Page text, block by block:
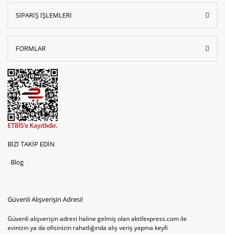
SİPARİŞ İŞLEMLERİ
FORMLAR
BİZİ TAKİP EDİN
Blog
Güvenli Alışverişin Adresi!
Güvenli alışverişin adresi haline gelmiş olan aktifexpress.com ile
evinizin ya da ofisinizin rahatlığında alış veriş yapma keyfi